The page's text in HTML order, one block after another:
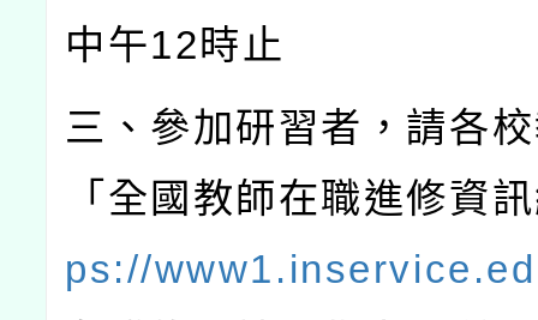
中午12時止
三、參加研習者，請各
「全國教師在職進修資
ps://